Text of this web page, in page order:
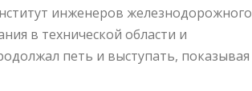
инженеров железнодорожного
в технической области и
петь и выступать, показывая